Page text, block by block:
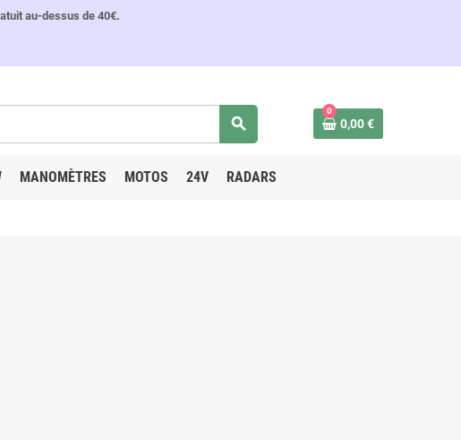
au-dessus de 40€.
search
0
0,00 €
MANOMÈTRES MOTOS 24V RADARS